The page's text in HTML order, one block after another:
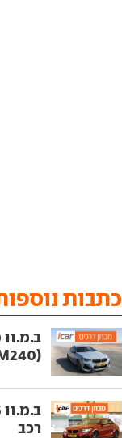
כתבות
(M240) - מבחן רכב
רכב